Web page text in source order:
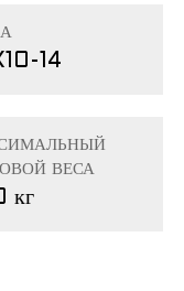
14
ВЕСА
кг